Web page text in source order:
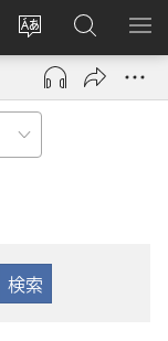
サ
イ
ト
の
言
え
る
ロ
グ
ン
し
で
開
JW.ORG
の
検
メ
を